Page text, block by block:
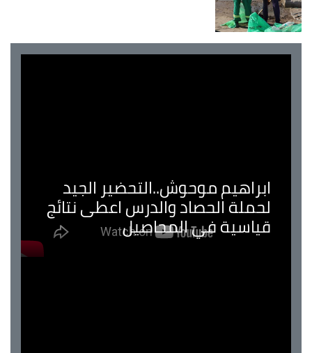
ابراهيم موحوش..التحضير الجيد
لحملة الحصاد والدرس اعطى نتائج
قياسية في المحاصيل